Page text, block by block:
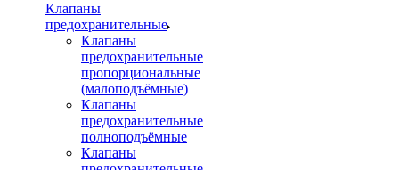
Клапаны
предохранительные
Клапаны
предохранительные
пропорциональные
(малоподъёмные)
Клапаны
предохранительные
полноподъёмные
Клапаны